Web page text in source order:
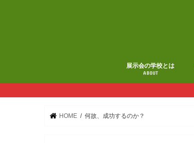
展示会の学校とは
ABOUT
HOME 何故、成功するのか？